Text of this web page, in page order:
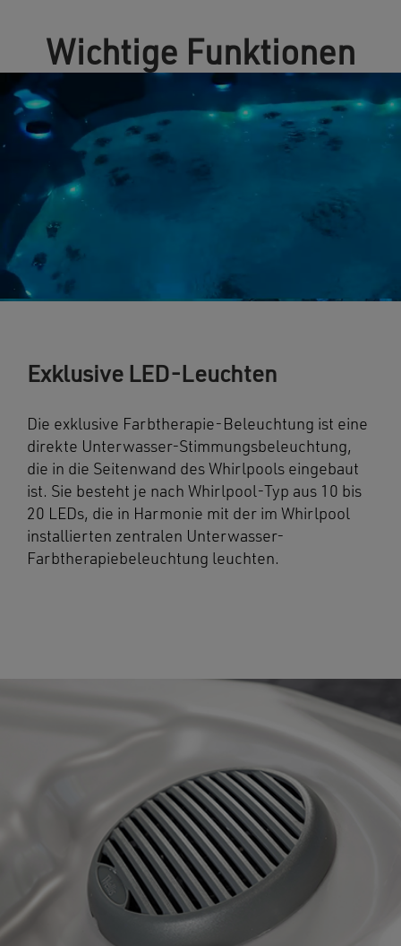
Wichtige Funktionen
Exklusive LED-Leuchten
Die exklusive Farbtherapie-Beleuchtung ist eine
direkte Unterwasser-Stimmungsbeleuchtung,
die in die Seitenwand des Whirlpools eingebaut
ist. Sie besteht je nach Whirlpool-Typ aus 10 bis
20 LEDs, die in Harmonie mit der im Whirlpool
installierten zentralen Unterwasser-
Farbtherapiebeleuchtung leuchten.